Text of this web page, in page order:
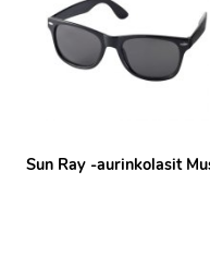
Sun Ray -aurinkolasit